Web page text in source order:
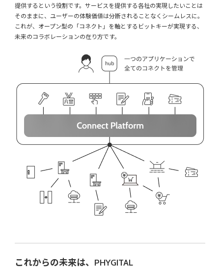
提供するという役割です。サービスを提供する各社の実現したいことは
そのままに、ユーザーの体験価値は分断されることなくシームレスに。
これが、オープン型の「コネクト」を軸とするビットキーが実現する、
未来のコラボレーションの在り方です。
これからの未来は、PHYGITAL